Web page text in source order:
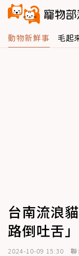
動物新鮮事 毛起
台南流浪
路倒吐舌
2024-10-09 15:30